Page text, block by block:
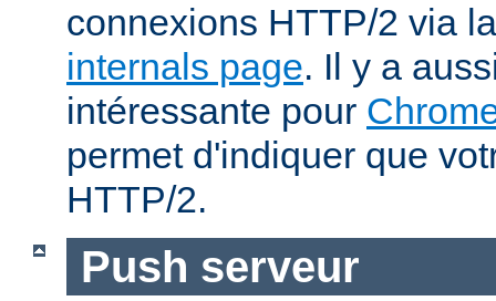
connexions HTTP/2 via
internals page. Il y a
intéressante pour
permet d'indiquer que
HTTP/2.
Push serveur